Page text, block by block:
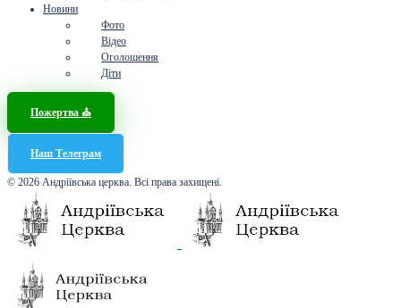
Новини
Фото
Відео
Оголошення
Діти
Пожертва ⛪️
Наш Телеграм
© 2026 Андріївська церква. Всі права захищені.